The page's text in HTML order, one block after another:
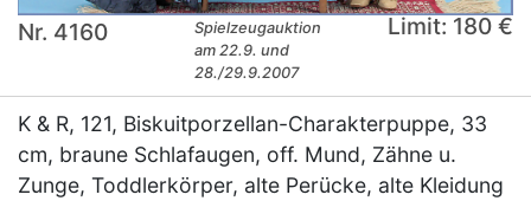
Nr. 4160
Spielzeugauktion
am 22.9. und
28./29.9.2007
Limit: 180 €
K & R, 121, Biskuitporzellan-Charakterpuppe, 33
cm, braune Schlafaugen, off. Mund, Zähne u.
Zunge, Toddlerkörper, alte Perücke, alte Kleidung